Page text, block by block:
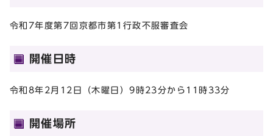
令和7年度第7回京都市第1行政不服審査会
開催日時
令和8年2月12日（木曜日）9時23分から11時33分
開催場所